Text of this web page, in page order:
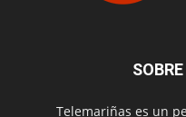
Telemariñas es un